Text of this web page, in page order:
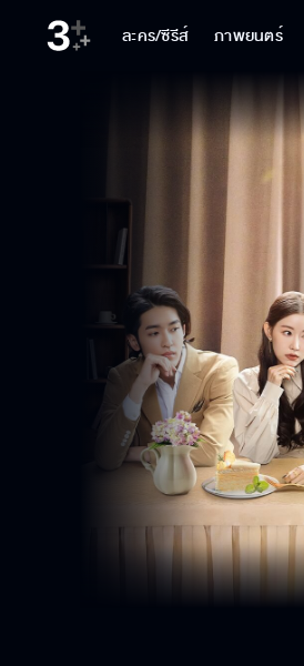
ละคร/ซีรีส์ ภาพยนตร์